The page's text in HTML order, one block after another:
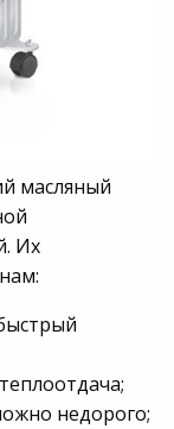
масляный
Их
недорого;